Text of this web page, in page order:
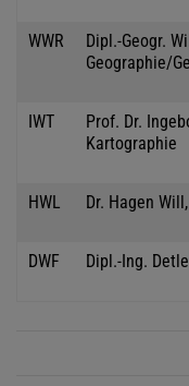
WWR
Dipl.-Geogr.
Geographie/
IWT
Prof. Dr.
Kartographie
HWL Dr. Hagen
DWF Dipl.-Ing.